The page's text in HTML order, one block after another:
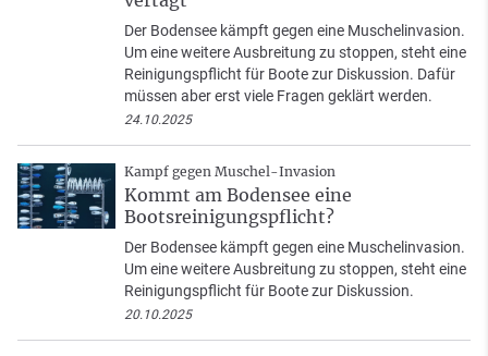
Der Bodensee kämpft gegen eine Muschelinvasion.
Um eine weitere Ausbreitung zu stoppen, steht eine
Reinigungspflicht für Boote zur Diskussion. Dafür
müssen aber erst viele Fragen geklärt werden.
24.10.2025
Kampf gegen Muschel-Invasion
Kommt am Bodensee eine
Bootsreinigungspflicht?
Der Bodensee kämpft gegen eine Muschelinvasion.
Um eine weitere Ausbreitung zu stoppen, steht eine
Reinigungspflicht für Boote zur Diskussion.
20.10.2025